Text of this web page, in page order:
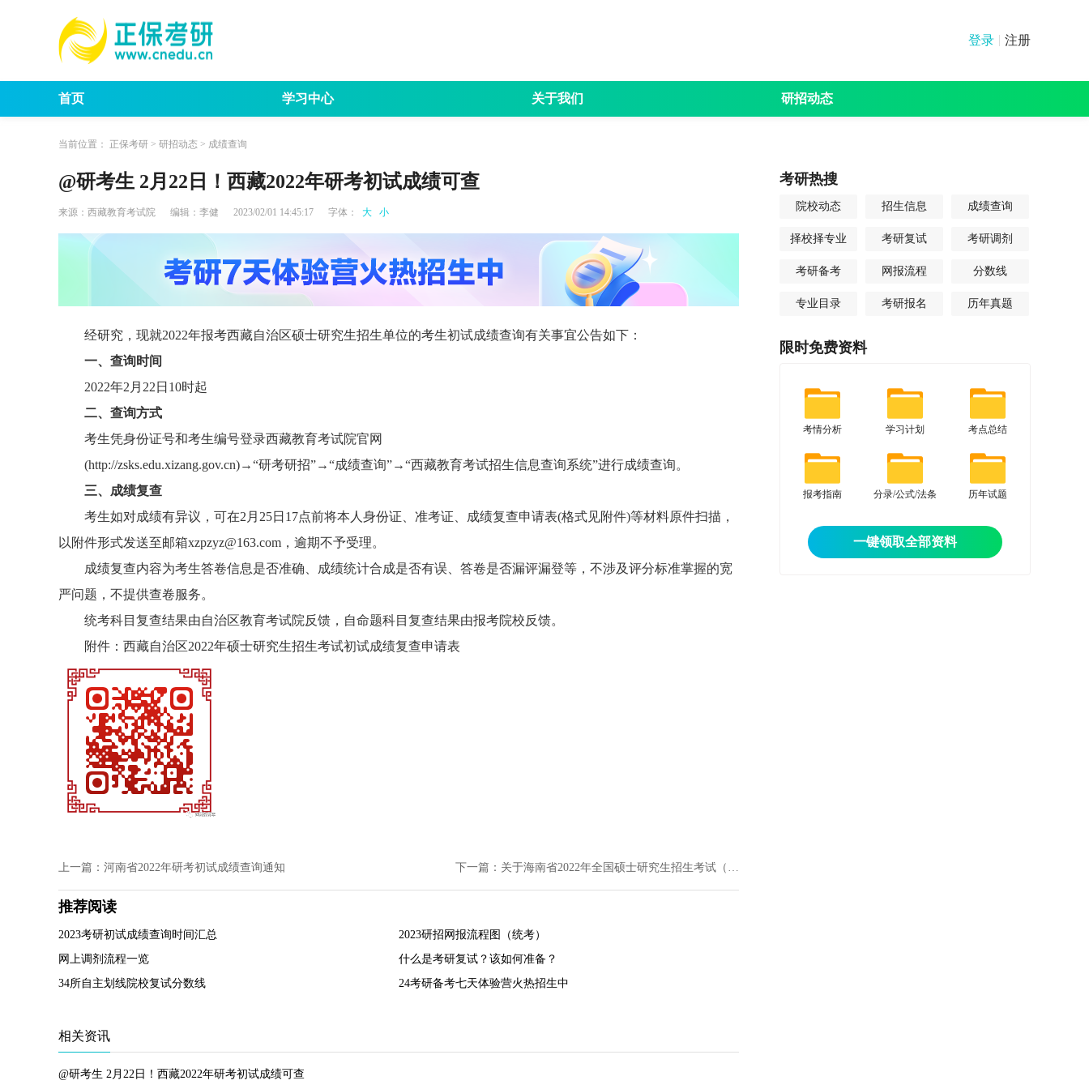
登录 注册
首页 学习中心 关于我们 研招动态
考试动态 考研报名 专业目录 分数线
当前位置： 正保考研 > 研招动态 > 成绩查询
@研考生 2月22日！西藏2022年研考初试成绩可查
来源： 西藏教育考试院 编辑： 李健 2023/02/01 14:45:17 字体： 大 小
经研究，现就2022年报考西藏自治区硕士研究生招生单位的考生初试成绩查询有关事宜公告如下：
一、查询时间
2022年2月22日10时起
二、查询方式
考生凭身份证号和考生编号登录西藏教育考试院官网
(http://zsks.edu.xizang.gov.cn)→“研考研招”→“成绩查询”→“西藏教育考试招生信息查询系统”进行成绩查询。
三、成绩复查
考生如对成绩有异议，可在2月25日17点前将本人身份证、准考证、成绩复查申请表(格式见附件)等材料原件扫描，
以附件形式发送至邮箱xzpzyz@163.com，逾期不予受理。
成绩复查内容为考生答卷信息是否准确、成绩统计合成是否有误、答卷是否漏评漏登等，不涉及评分标准掌握的宽
严问题，不提供查卷服务。
统考科目复查结果由自治区教育考试院反馈，自命题科目复查结果由报考院校反馈。
附件：西藏自治区2022年硕士研究生招生考试初试成绩复查申请表
上一篇：河南省2022年研考初试成绩查询通知 下一篇：关于海南省2022年全国硕士研究生招生考试（初试）成绩查询的公告
推荐阅读
2023考研初试成绩查询时间汇总
2023研招网报流程图（统考）
网上调剂流程一览
什么是考研复试？该如何准备？
34所自主划线院校复试分数线
24考研备考七天体验营火热招生中
相关资讯
@研考生 2月22日！西藏2022年研考初试成绩可查
考研热搜
院校动态 招生信息 成绩查询
择校择专业 考研复试 考研调剂
考研备考 网报流程 分数线
专业目录 考研报名 历年真题
限时免费资料
考情分析 学习计划 考点总结
报考指南 分录/公式/法条 历年试题
一键领取全部资料